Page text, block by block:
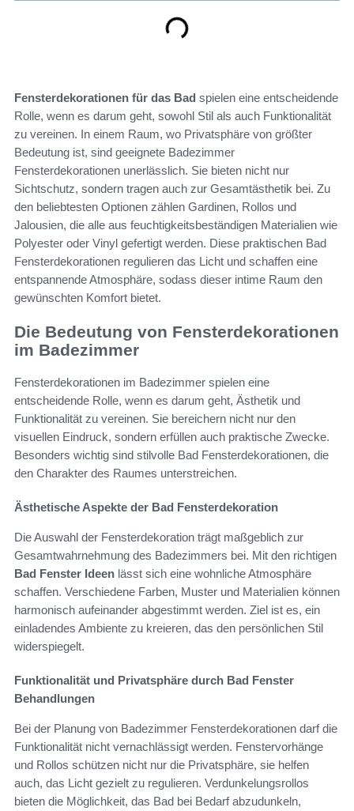
Fensterdekorationen für das Bad spielen eine entscheidende
Rolle, wenn es darum geht, sowohl Stil als auch Funktionalität
zu vereinen. In einem Raum, wo Privatsphäre von größter
Bedeutung ist, sind geeignete Badezimmer
Fensterdekorationen unerlässlich. Sie bieten nicht nur
Sichtschutz, sondern tragen auch zur Gesamtästhetik bei. Zu
den beliebtesten Optionen zählen Gardinen, Rollos und
Jalousien, die alle aus feuchtigkeitsbeständigen Materialien wie
Polyester oder Vinyl gefertigt werden. Diese praktischen Bad
Fensterdekorationen regulieren das Licht und schaffen eine
entspannende Atmosphäre, sodass dieser intime Raum den
gewünschten Komfort bietet.
Die Bedeutung von Fensterdekorationen
im Badezimmer
Fensterdekorationen im Badezimmer spielen eine
entscheidende Rolle, wenn es darum geht, Ästhetik und
Funktionalität zu vereinen. Sie bereichern nicht nur den
visuellen Eindruck, sondern erfüllen auch praktische Zwecke.
Besonders wichtig sind stilvolle Bad Fensterdekorationen, die
den Charakter des Raumes unterstreichen.
Ästhetische Aspekte der Bad Fensterdekoration
Die Auswahl der Fensterdekoration trägt maßgeblich zur
Gesamtwahrnehmung des Badezimmers bei. Mit den richtigen
Bad Fenster Ideen lässt sich eine wohnliche Atmosphäre
schaffen. Verschiedene Farben, Muster und Materialien können
harmonisch aufeinander abgestimmt werden. Ziel ist es, ein
einladendes Ambiente zu kreieren, das den persönlichen Stil
widerspiegelt.
Funktionalität und Privatsphäre durch Bad Fenster
Behandlungen
Bei der Planung von Badezimmer Fensterdekorationen darf die
Funktionalität nicht vernachlässigt werden. Fenstervorhänge
und Rollos schützen nicht nur die Privatsphäre, sie helfen
auch, das Licht gezielt zu regulieren. Verdunkelungsrollos
bieten die Möglichkeit, das Bad bei Bedarf abzudunkeln,